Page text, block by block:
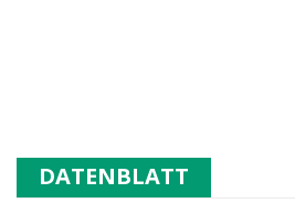
DATENBLATT